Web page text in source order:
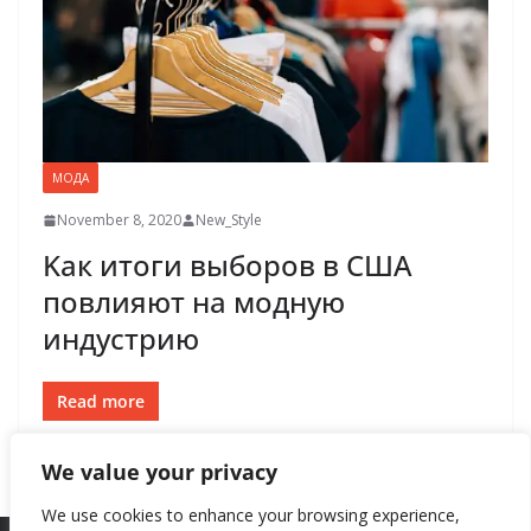
We value your privacy
We use cookies to enhance your browsing experience,
МОДА
November 8, 2020 New_Style
Kак итоги выборов в США
повлияют на модную
индустрию
Read more